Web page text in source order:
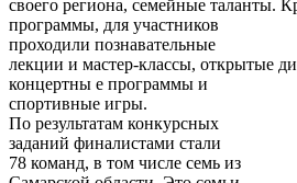
своего региона, семейные таланты.
программы, для участников
проходили познавательные
лекции и мастер-классы, открытые
концертны е программы и
спортивные игры.
По результатам конкурсных
заданий финалистами стали
78 команд, в том числе семь из